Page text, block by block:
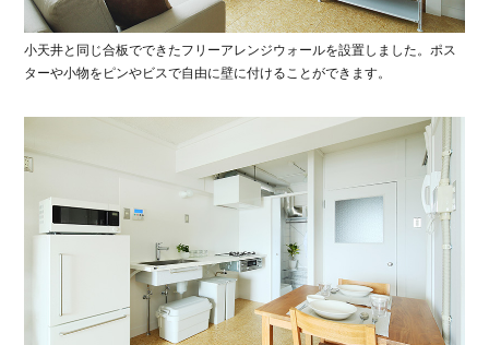
小天井と同じ合板でできたフリーアレンジウォールを設置しました。ポス
ターや小物をピンやビスで自由に壁に付けることができます。